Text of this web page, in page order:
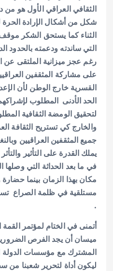
الثقافي العراقي الأول هو
شكل من أشكال الإرادة الحرة
الثناء كما يستحق الشكر
التي ساندته ودعمته بالحدود
رغم عجز ميزانية الملتقى عن
على مشاركة المثقفين
القسرية خارج الوطن لأن
الحد الأدنى المطلوب
لتحقيق الومضة الثقافية
والخارج كي تستريح الثقافة
جميع المثقفين العراقيين
يملك القدرة على التأثير
في ما بعد الحداثة التي
مكان بهذا الزمان بينما
مستلقية في ظلمة الصراع
.
أتمنى في الختام لمؤتمر
ميسان أن يجد الفرص
المشترك مع مؤسسات الدولة
ليكون أداة لتحرير شعبنا من